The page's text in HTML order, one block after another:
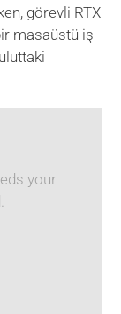
görevli RTX
masaüstü iş
your